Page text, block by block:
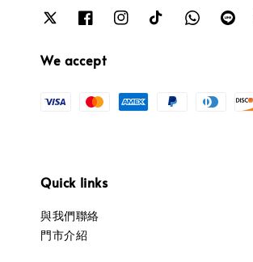
We accept
Quick links
與我們聯絡
門市介紹